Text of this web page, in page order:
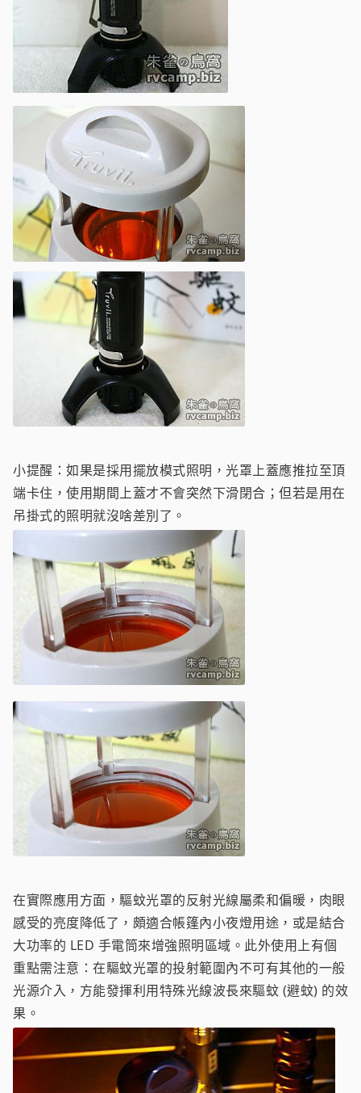
小提醒：如果是採用擺放模式照明，光罩上蓋應推拉至頂
端卡住，使用期間上蓋才不會突然下滑閉合；但若是用在
吊掛式的照明就沒啥差別了。
在實際應用方面，驅蚊光罩的反射光線屬柔和偏暖，肉眼
感受的亮度降低了，頗適合帳篷內小夜燈用途，或是結合
大功率的 LED 手電筒來增強照明區域。此外使用上有個
重點需注意：在驅蚊光罩的投射範圍內不可有其他的一般
光源介入，方能發揮利用特殊光線波長來驅蚊 (避蚊) 的效
果。